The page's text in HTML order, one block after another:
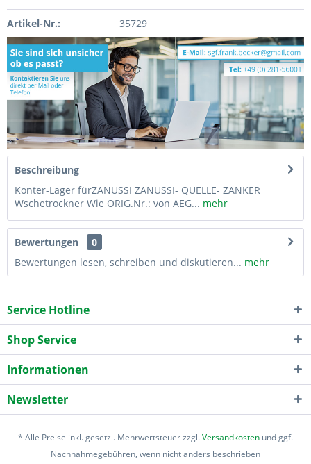
Artikel-Nr.: 35729
Beschreibung
Konter-Lager fürZANUSSI ZANUSSI- QUELLE- ZANKER
Wschetrockner Wie ORIG.Nr.: von AEG... mehr
Bewertungen
0
Bewertungen lesen, schreiben und diskutieren... mehr
Service Hotline
Shop Service
Informationen
Newsletter
* Alle Preise inkl. gesetzl. Mehrwertsteuer zzgl.Versandkosten und ggf.
Nachnahmegebühren, wenn nicht anders beschrieben